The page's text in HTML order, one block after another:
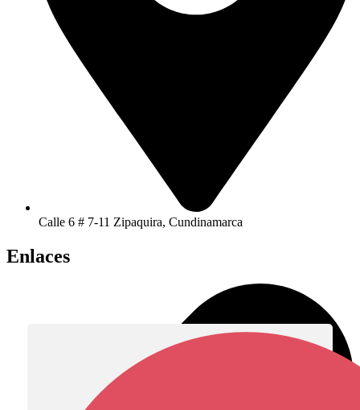
Calle 6 # 7-11 Zipaquira, Cundinamarca
Enlaces